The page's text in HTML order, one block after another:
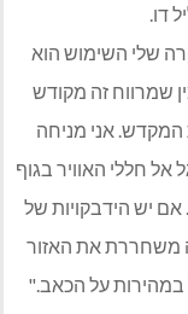
דו.
שלי השימוש הוא
שמרווח זה מקודש
המקדש. אני מניחה
חללי האוויר בגוף
יש הידבקויות של
משחררת את האזור
במהירות על הכאב."